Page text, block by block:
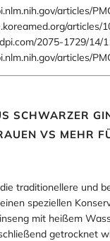
articles/
articles/
2075-1729/14/
articles/
SCHWARZER
VS MEHR
traditionellere und
speziellen
mit heißem
getrocknet